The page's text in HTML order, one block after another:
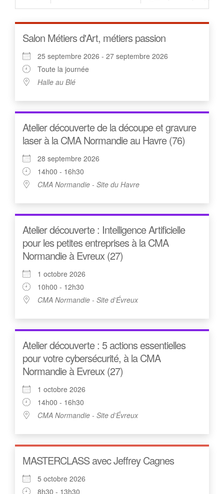
Salon Métiers d'Art, métiers passion
25 septembre 2026 - 27 septembre 2026
Toute la journée
Halle au Blé
Atelier découverte de la découpe et gravure
laser à la CMA Normandie au Havre (76)
28 septembre 2026
14h00 - 16h30
CMA Normandie - Site du Havre
Atelier découverte : Intelligence Artificielle
pour les petites entreprises à la CMA
Normandie à Evreux (27)
1 octobre 2026
10h00 - 12h30
CMA Normandie - Site d’Évreux
Atelier découverte : 5 actions essentielles
pour votre cybersécurité, à la CMA
Normandie à Evreux (27)
1 octobre 2026
14h00 - 16h30
CMA Normandie - Site d’Évreux
MASTERCLASS avec Jeffrey Cagnes
5 octobre 2026
8h30 - 13h30